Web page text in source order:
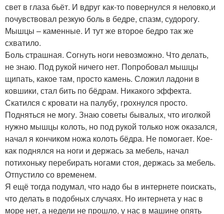
свет в глаза бьёт. И вдруг как-то повернулся я неловко,и
почувствовал резкую боль в бедре, спазм, судорогу.
Мышцы – каменные. И тут же второе бедро так же
схватило.
Боль страшная. Согнуть ноги невозможно. Что делать,
не знаю. Под рукой ничего нет. Попробовал мышцы
щипать, какое там, просто камень. Сложил ладони в
ковшики, стал бить по бёдрам. Никакого эффекта.
Скатился с кровати на палубу, грохнулся просто.
Подняться не могу. Знаю советы бывалых, что иголкой
нужно мышцы колоть, но под рукой только нож оказался,
начал я кончиком ножа колоть бёдра. Не помогает. Кое-
как поднялся на ноги и держась за мебель, начал
потихоньку перебирать ногами стоя, держась за мебель.
Отпустило со временем.
Я ещё тогда подумал, что надо бы в интернете поискать,
что делать в подобных случаях. Но интернета у нас в
море нет, а недели не прошло, у нас в машине опять